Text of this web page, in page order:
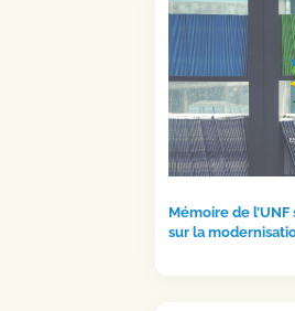
Mémoire de
sur la